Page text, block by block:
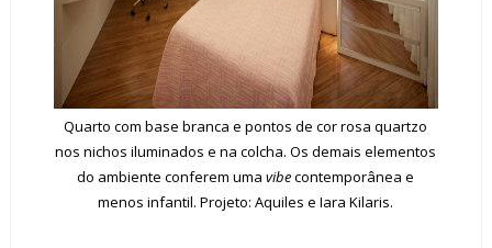
Quarto com base branca e pontos de cor rosa quartzo
nos nichos iluminados e na colcha. Os demais elementos
do ambiente conferem umavibecontemporânea e
menos infantil. Projeto: Aquiles e Iara Kilaris.